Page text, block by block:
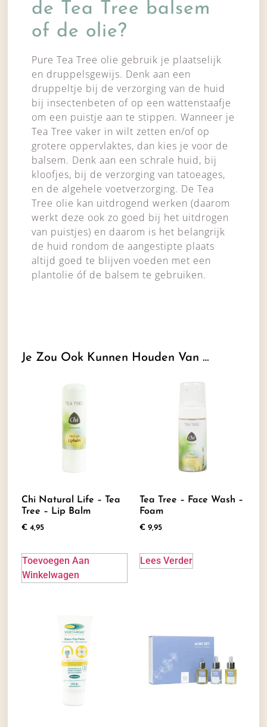
de Tea Tree balsem
of de olie?
Pure Tea Tree olie gebruik je plaatselijk
en druppelsgewijs. Denk aan een
druppeltje bij de verzorging van de huid
bij insectenbeten of op een wattenstaafje
om een puistje aan te stippen. Wanneer je
Tea Tree vaker in wilt zetten en/of op
grotere oppervlaktes, dan kies je voor de
balsem. Denk aan een schrale huid, bij
kloofjes, bij de verzorging van tatoeages,
en de algehele voetverzorging. De Tea
Tree olie kan uitdrogend werken (daarom
werkt deze ook zo goed bij het uitdrogen
van puistjes) en daarom is het belangrijk
de huid rondom de aangestipte plaats
altijd goed te blijven voeden met een
plantolie óf de balsem te gebruiken.
Je Zou Ook Kunnen Houden Van …
Chi Natural Life – Tea
Tree – Lip Balm
€ 4,95
Toevoegen Aan
Winkelwagen
Tea Tree – Face Wash –
Foam
€ 9,95
Lees Verder